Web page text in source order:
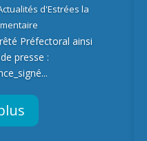
d'Estrées la
Préfectoral ainsi
presse :